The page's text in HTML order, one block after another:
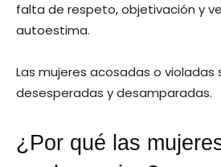
falta de respeto, objetivación y
autoestima.
Las mujeres acosadas o violadas
desesperadas y desamparadas.
¿Por qué las